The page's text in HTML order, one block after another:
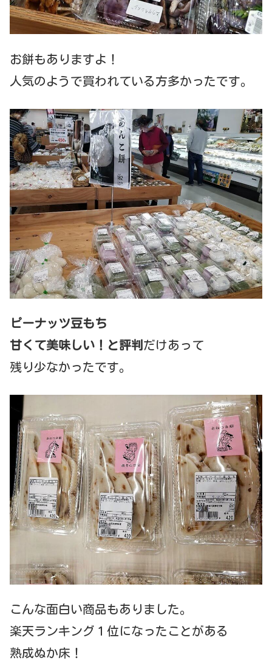
お餅もありますよ！
人気のようで買われている方多かったです。
ピーナッツ豆もち
甘くて美味しい！と評判 だけあって
残り少なかったです。
こんな面白い商品もありました。
楽天ランキング１位になったことがある
熟成ぬか床！